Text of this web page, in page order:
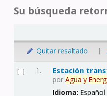
Su búsqueda
Quitar resaltado |
1. Estación
porAgua y
Idioma:Español